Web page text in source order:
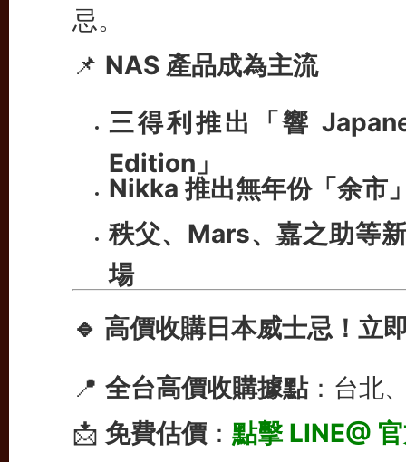
忌。
📌 NAS 產品成為主流
三得利推出「響
Edition」
Nikka 推出無年份「余市
秩父、Mars、嘉之助等
場
🔹 高價收購日本威士忌！立
📍 全台高價收購據點：台北
📩 免費估價 ： 點擊 LINE@